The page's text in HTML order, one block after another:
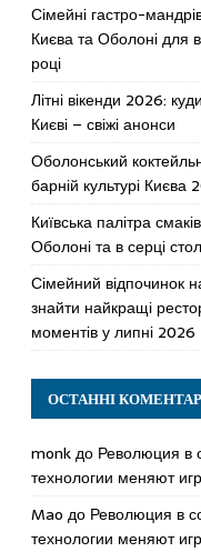
Сімейні гастро-
Києва та Оболоні для
році
Літні вікенди 2026:
Києві – свіжі анонси
Оболонський
барній культурі Києва
Київська палітра
Оболоні та в серці
Сімейний відпочинок
знайти найкращі
моментів у липні 2026
ОСТАННІ
monkдо Революция в
технологии меняют
Mao до Революция в
технологии меняют